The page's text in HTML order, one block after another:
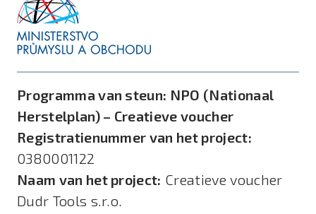
Programma van steun: NPO (Nationaal
Herstelplan) – Creatieve voucher
Registratienummer van het project:
0380001122
Naam van het project: Creatieve voucher
Dudr Tools s.r.o.